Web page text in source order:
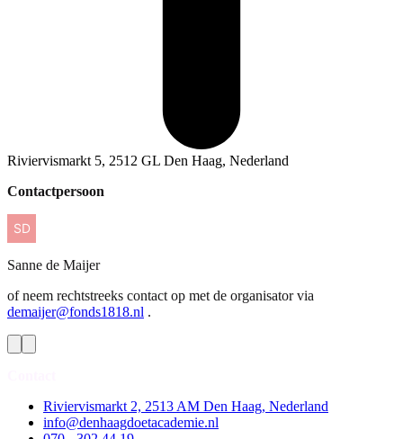
Riviervismarkt 5, 2512 GL Den Haag, Nederland
Contactpersoon
Sanne de Maijer
of neem rechtstreeks contact op met de organisator via
demaijer@fonds1818.nl .
Riviervismarkt 2, 2513 AM Den Haag, Nederland
info@denhaagdoetacademie.nl